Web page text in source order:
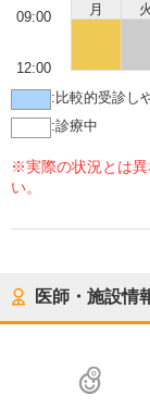
月 火
09:00
12:00
: 比較的受診し
:診療中
※実際の状況とは異
い。
医師・施設情